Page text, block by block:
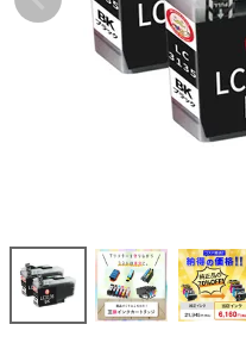
互換インクカートリッジ
再生インクカートリッジ
ご利用ガイド
よくある質問